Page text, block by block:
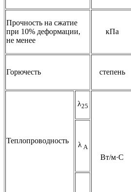
Прочность на сжатие
при 10% деформации,
не менее
кПа
Горючесть степень
Теплопроводность
λ25
Вт/м·С
λА